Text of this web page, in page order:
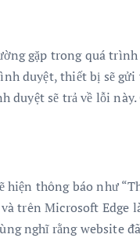
gặp trong quá
duyệt, thiết bị sẽ
duyệt sẽ trả về lỗi
thông báo như
trên Microsoft Edge
nghĩ rằng website